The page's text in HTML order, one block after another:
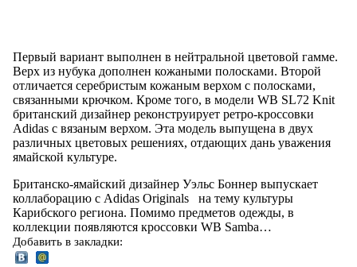
Первый вариант выполнен в нейтральной цветовой гамме.
Верх из нубука дополнен кожаными полосками. Второй
отличается серебристым кожаным верхом с полосками,
связанными крючком. Кроме того, в модели WB SL72 Knit
британский дизайнер реконструирует ретро-кроссовки
Adidas с вязаным верхом. Эта модель выпущена в двух
различных цветовых решениях, отдающих дань уважения
ямайской культуре.
Британско-ямайский дизайнер Уэльс Боннер выпускает
коллаборацию с Adidas Originals на тему культуры
Карибского региона. Помимо предметов одежды, в
коллекции появляются кроссовки WB Samba…
Добавить в закладки: